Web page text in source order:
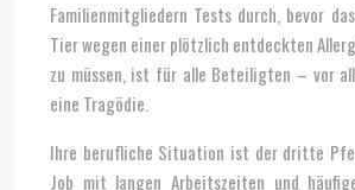
Familienmitgliedern Tests durch, bevor
Tier wegen einer plötzlich entdeckten
zu müssen, ist für alle Beteiligten – vor
eine Tragödie.
Ihre berufliche Situation ist der dritte
Job mit langen Arbeitszeiten und